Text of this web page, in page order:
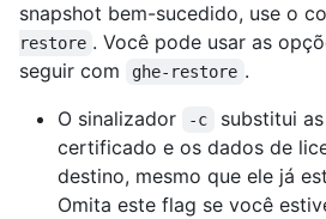
snapshot bem-sucedido, use o
restore . Você pode usar as
seguir com
ghe-restore .
O sinalizador
-c
substitui
certificado e os dados de
destino, mesmo que ele já
Omita este flag se você